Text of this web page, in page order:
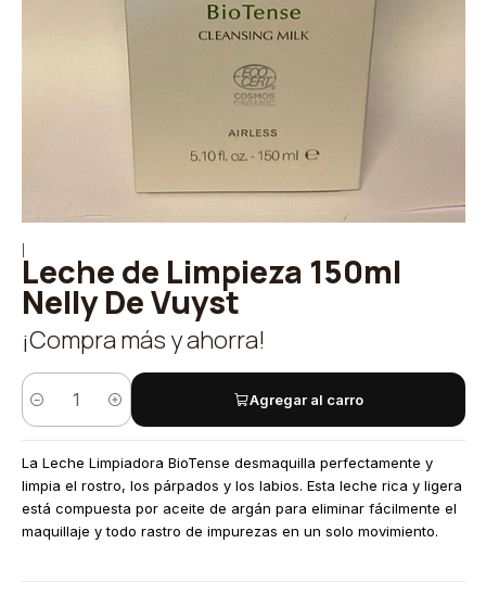
Leche de Limpieza 150ml
Nelly De Vuyst
¡Compra más y ahorra!
Cantidad
Agregar al carro
La Leche Limpiadora BioTense desmaquilla perfectamente y
limpia el rostro, los párpados y los labios. Esta leche rica y ligera
está compuesta por aceite de argán para eliminar fácilmente el
maquillaje y todo rastro de impurezas en un solo movimiento.